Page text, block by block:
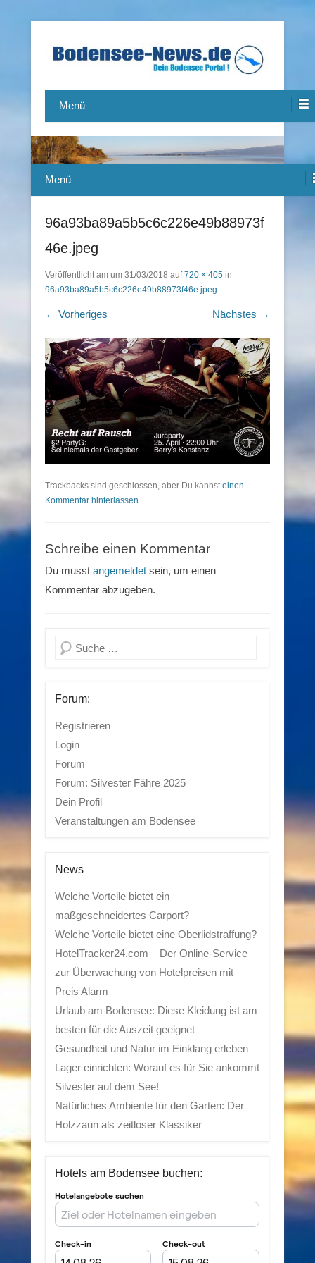
Bodensee-News.de
Menü
Menü
96a93ba89a5b5c6c226e49b88973f
46e.jpeg
Veröffentlicht am um 31/03/2018 auf720 × 405 in
96a93ba89a5b5c6c226e49b88973f46e.jpeg
← Vorheriges Nächstes →
Trackbacks sind geschlossen, aber Du kannsteinen
Kommentar hinterlassen.
Schreibe einen Kommentar
Du musst angemeldet sein, um einen
Kommentar abzugeben.
Suchen
Forum:
Registrieren
Login
Forum
Forum: Silvester Fähre 2025
Dein Profil
Veranstaltungen am Bodensee
News
Welche Vorteile bietet ein
maßgeschneidertes Carport?
Welche Vorteile bietet eine Oberlidstraffung?
HotelTracker24.com – Der Online-Service
zur Überwachung von Hotelpreisen mit
Preis Alarm
Urlaub am Bodensee: Diese Kleidung ist am
besten für die Auszeit geeignet
Gesundheit und Natur im Einklang erleben
Lager einrichten: Worauf es für Sie ankommt
Silvester auf dem See!
Natürliches Ambiente für den Garten: Der
Holzzaun als zeitloser Klassiker
Hotels am Bodensee buchen: